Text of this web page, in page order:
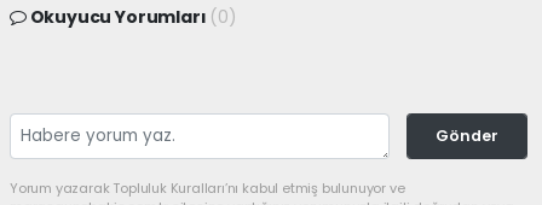
Okuyucu Yorumları (0)
Gönder
Yorum yazarak Topluluk Kuralları’nı kabul etmiş bulunuyor ve